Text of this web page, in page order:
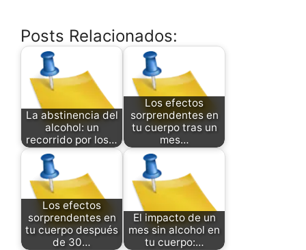
Posts Relacionados:
La abstinencia del
alcohol: un
recorrido por los…
Los efectos
sorprendentes en
tu cuerpo tras un
mes…
Los efectos
sorprendentes en
tu cuerpo después
de 30…
El impacto de un
mes sin alcohol en
tu cuerpo:…